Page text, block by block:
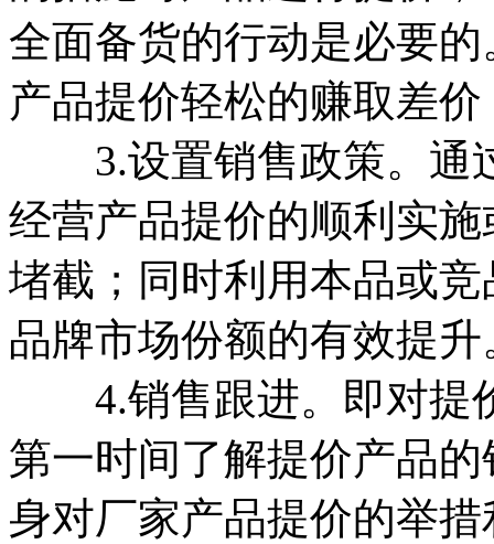
全面备货的行动是必要
产品提价轻松的赚取差
3.设置销售政策。通
经营产品提价的顺利实
堵截；同时利用本品或
品牌市场份额的有效提升
4.销售跟进。即对提
第一时间了解提价产品
身对厂家产品提价的举